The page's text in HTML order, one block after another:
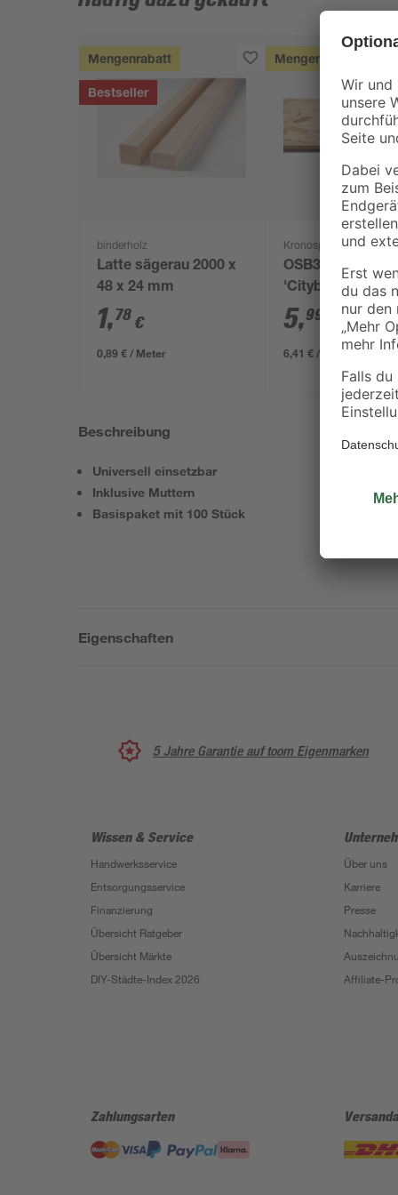
Mengenrabatt
Bestseller
binderholz
Latte sägerau 2000 x
48 x 24 mm
1,78 €
0,89 € / Meter
Mengenrabatt
Kronospan
OSB3-
'Cityboard'
ungeschliffen
634 x 12 mm
5,99
/ m²
6,41 € / Pack
Beschreibung
Universell einsetzbar
Inklusive Muttern
Basispaket mit 100 Stück
Eigenschaften
5 Jahre Garantie auf toom Eigenmarken
Wissen & Service
Handwerksservice
Entsorgungsservice
Finanzierung
Übersicht Ratgeber
Übersicht Märkte
DIY-Städte-Index 2026
Über uns
Karriere
Presse
Affiliate-
Zahlungsarten